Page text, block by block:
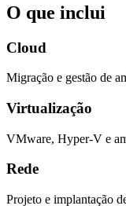
O que inclui
Cloud
Migração e gestão de
Virtualização
VMware, Hyper-V e
Rede
Projeto e implantação